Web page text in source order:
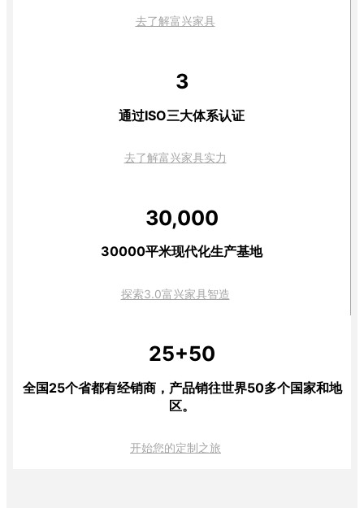
去了解富兴家具
3
通过ISO三大体系认证
去了解富兴家具实力
30,000
30000平米现代化生产基地
探索3.0富兴家具智造
25+50
全国25个省都有经销商，产品销往世界50多个国家和地
区。
开始您的定制之旅